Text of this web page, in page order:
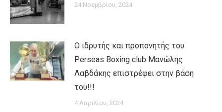
24 Νοεμβρίου, 2024
Ο ιδρυτής και προπονητής του
Perseas Boxing club Μανώλης
Λαβδάκης επιστρέφει στην βάση
του!!!
4 Απριλίου, 2024